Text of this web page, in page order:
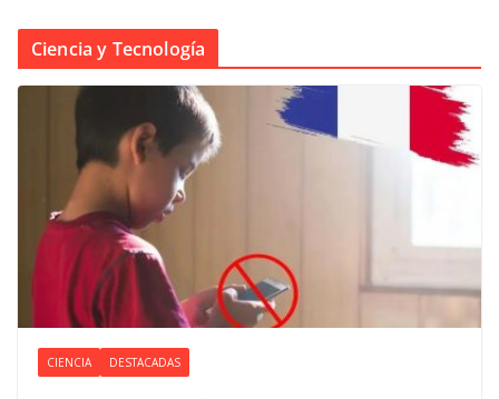
Ciencia y Tecnología
CIENCIA DESTACADAS